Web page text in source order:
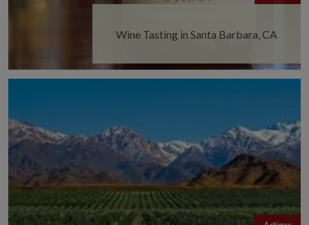
Wine Tasting in Santa Barbara, CA